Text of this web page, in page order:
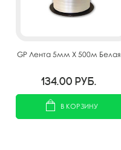
GP Лента 5мм X 500м Белая
134.00 руб.
В КОРЗИНУ